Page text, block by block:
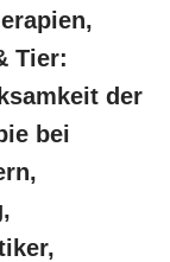
Tier:
der
bei